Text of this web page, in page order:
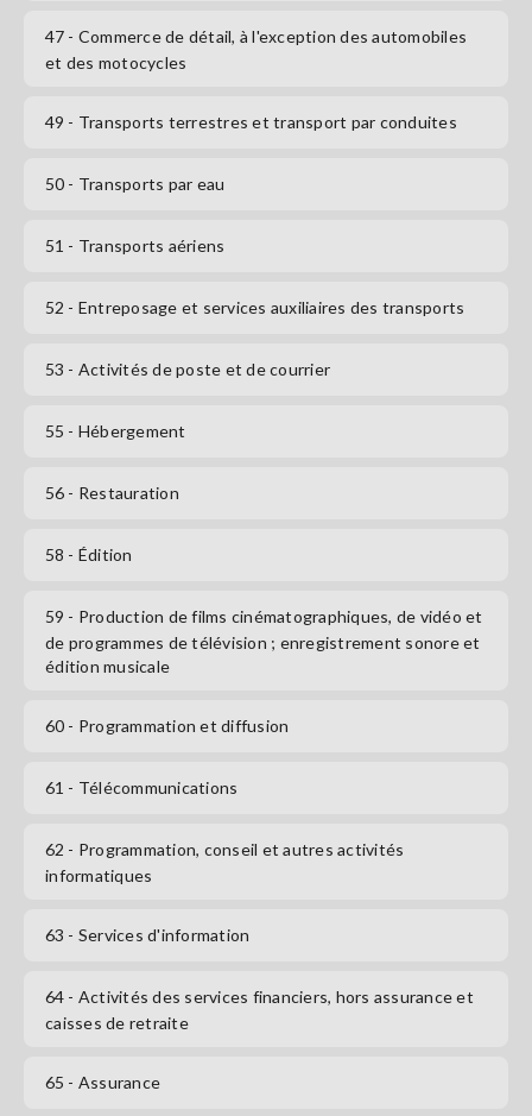
47 - Commerce de détail, à l'exception des automobiles
et des motocycles
49 - Transports terrestres et transport par conduites
50 - Transports par eau
51 - Transports aériens
52 - Entreposage et services auxiliaires des transports
53 - Activités de poste et de courrier
55 - Hébergement
56 - Restauration
58 - Édition
59 - Production de films cinématographiques, de vidéo et
de programmes de télévision ; enregistrement sonore et
édition musicale
60 - Programmation et diffusion
61 - Télécommunications
62 - Programmation, conseil et autres activités
informatiques
63 - Services d'information
64 - Activités des services financiers, hors assurance et
caisses de retraite
65 - Assurance